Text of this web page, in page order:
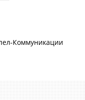
Коммуникации